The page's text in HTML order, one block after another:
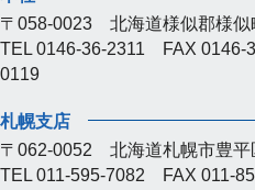
〒058-0023 北海道様似郡様似
TEL 0146-36-2311 FAX
0119
札幌支店
〒062-0052 北海道札幌市豊平
TEL 011-595-7082 FAX 011-